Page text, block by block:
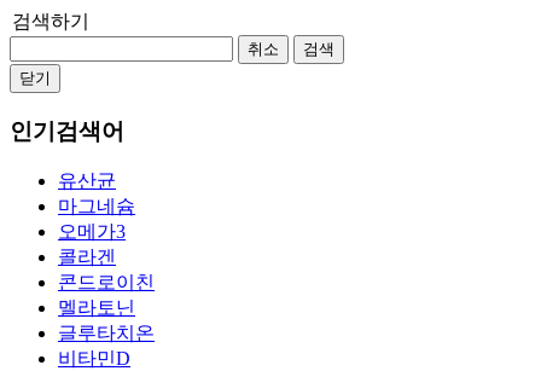
검색하기
취소
검색
닫기
인기검색어
유산균
마그네슘
오메가3
콜라겐
콘드로이친
멜라토닌
글루타치온
비타민D